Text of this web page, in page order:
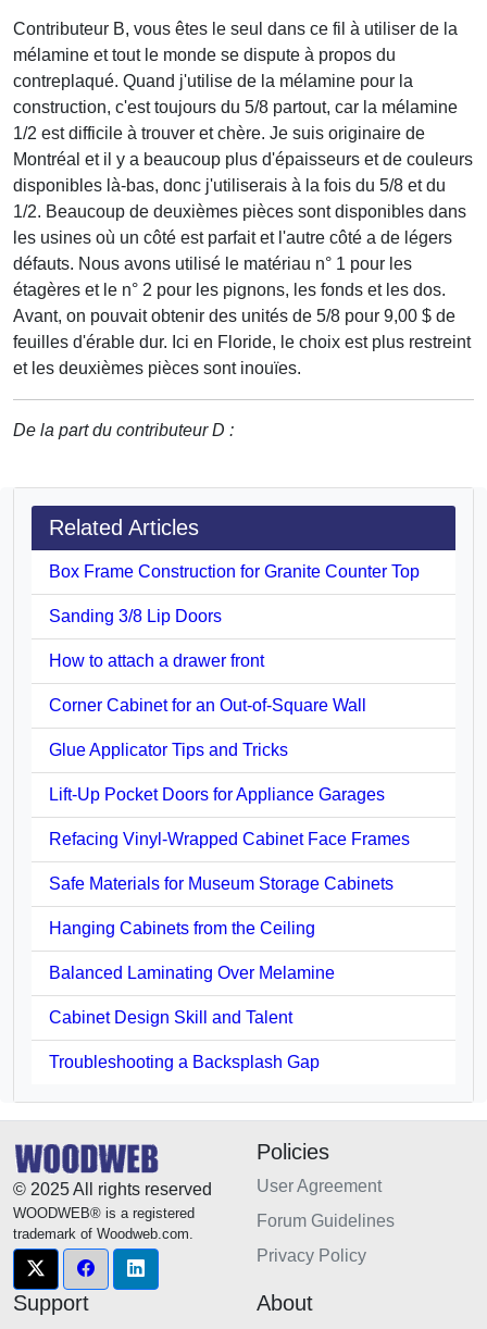
Contributeur B, vous êtes le seul dans ce fil à utiliser de la
mélamine et tout le monde se dispute à propos du
contreplaqué. Quand j'utilise de la mélamine pour la
construction, c'est toujours du 5/8 partout, car la mélamine
1/2 est difficile à trouver et chère. Je suis originaire de
Montréal et il y a beaucoup plus d'épaisseurs et de couleurs
disponibles là-bas, donc j'utiliserais à la fois du 5/8 et du
1/2. Beaucoup de deuxièmes pièces sont disponibles dans
les usines où un côté est parfait et l'autre côté a de légers
défauts. Nous avons utilisé le matériau n° 1 pour les
étagères et le n° 2 pour les pignons, les fonds et les dos.
Avant, on pouvait obtenir des unités de 5/8 pour 9,00 $ de
feuilles d'érable dur. Ici en Floride, le choix est plus restreint
et les deuxièmes pièces sont inouïes.
De la part du contributeur D :
Related Articles
Box Frame Construction for Granite Counter Top
Sanding 3/8 Lip Doors
How to attach a drawer front
Corner Cabinet for an Out-of-Square Wall
Glue Applicator Tips and Tricks
Lift-Up Pocket Doors for Appliance Garages
Refacing Vinyl-Wrapped Cabinet Face Frames
Safe Materials for Museum Storage Cabinets
Hanging Cabinets from the Ceiling
Balanced Laminating Over Melamine
Cabinet Design Skill and Talent
Troubleshooting a Backsplash Gap
© 2025 All rights reserved
WOODWEB® is a registered
trademark of Woodweb.com.
Policies
User Agreement
Forum Guidelines
Privacy Policy
Support About